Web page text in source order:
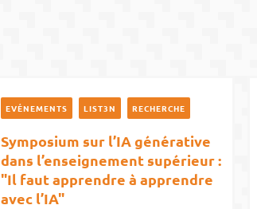
EVÉNEMENTS LIST3N RECHERCHE
Symposium sur l’IA générative
dans l’enseignement supérieur :
"Il faut apprendre à apprendre
avec l’IA"